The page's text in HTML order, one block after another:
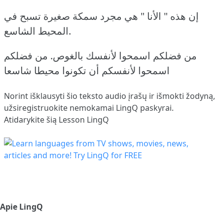
إن هذه " الأنا " هي مجرد سمكة صغيرة تسبح في
المحيط الشاسع.
من فضلكم اسمحوا لأنفسك بالغوص. من فضلكم
اسمحوا لأنفسكم أن تكونوا محيطا شاسعا
Norint išklausyti šio teksto audio įrašų ir išmokti žodyną,
užsiregistruokite nemokamai LingQ paskyrai.
Atidarykite šią Lesson LingQ
Apie LingQ